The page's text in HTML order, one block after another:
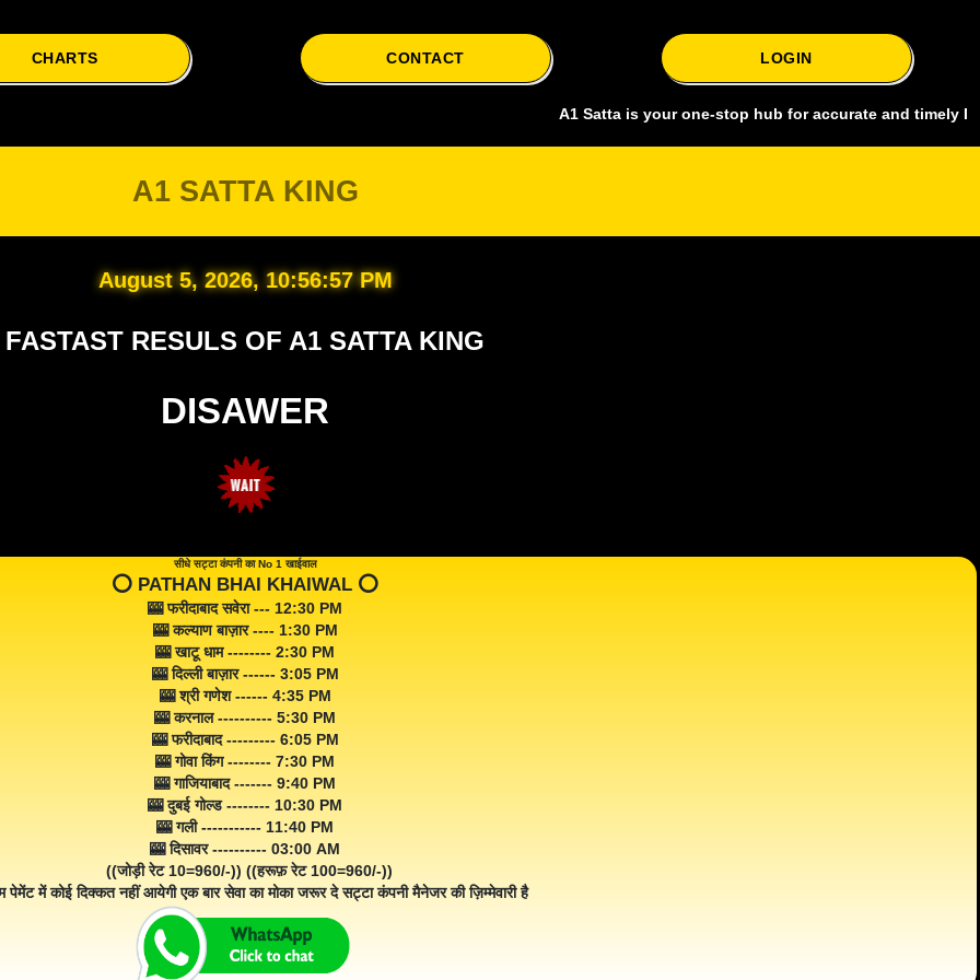
CHARTS CONTACT LOGIN
A1 Satta is your one-stop hub for accurate and timely Delhi
A1 SATTA KING
August 5, 2026, 10:56:57 PM
FASTAST RESULS OF A1 SATTA KING
DISAWER
सीधे सट्टा कंपनी का No 1 खाईवाल
⭕️ PATHAN BHAI KHAIWAL ⭕️
🎰 फरीदाबाद सवेरा --- 12:30 PM
🎰 कल्याण बाज़ार ---- 1:30 PM
🎰 खाटू धाम -------- 2:30 PM
🎰 दिल्ली बाज़ार ------ 3:05 PM
🎰 श्री गणेश ------ 4:35 PM
🎰 करनाल ---------- 5:30 PM
🎰 फरीदाबाद --------- 6:05 PM
🎰 गोवा किंग -------- 7:30 PM
🎰 गाजियाबाद ------- 9:40 PM
🎰 दुबई गोल्ड -------- 10:30 PM
🎰 गली ----------- 11:40 PM
🎰 दिसावर ---------- 03:00 AM
((जोड़ी रेट 10=960/-)) ((हरूफ़ रेट 100=960/-))
पेमेंट में कोई दिक्कत नहीं आयेगी एक बार सेवा का मोका जरूर दे सट्टा कंपनी मैनेजर की ज़िम्मेवारी है